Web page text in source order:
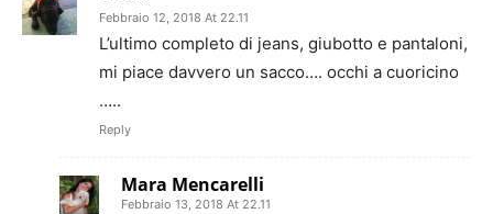
Febbraio 12, 2018 At 22.11
L’ultimo completo di jeans, giubotto e pantaloni,
mi piace davvero un sacco…. occhi a cuoricino
…..
Reply
Mara Mencarelli
Febbraio 13, 2018 At 22.11